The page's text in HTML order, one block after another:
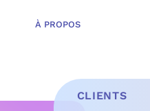
À PROPOS
CLIENTS